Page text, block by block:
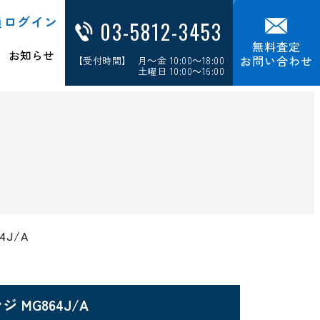
グイン
お知らせ
03-5812-3453
【受付時間】 月～金 10:00～18:00
土曜日 10:00～16:00
無料査定
お問い合わせ
A
MG864J/A